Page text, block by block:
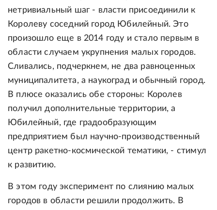
нетривиальный шаг - власти присоединили к
Королеву соседний город Юбилейный. Это
произошло еще в 2014 году и стало первым в
области случаем укрупнения малых городов.
Сливались, подчеркнем, не два равноценных
муниципалитета, а наукоград и обычный город.
В плюсе оказались обе стороны: Королев
получил дополнительные территории, а
Юбилейный, где градообразующим
предприятием был научно-производственный
центр ракетно-космической тематики, - стимул
к развитию.
В этом году эксперимент по слиянию малых
городов в области решили продолжить. В